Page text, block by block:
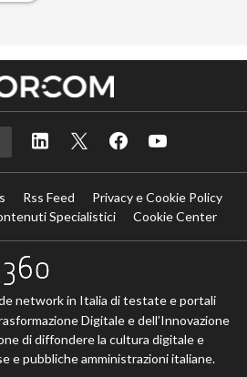
Rss Feed
Privacy e Cookie Policy
Specialistici
Cookie Center
network in Italia di testate e portali
Digitale e dell’Innovazione
di diffondere la cultura digitale e
e pubbliche amministrazioni italiane.